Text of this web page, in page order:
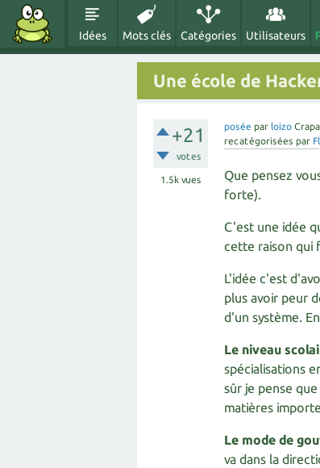
Idées Mots clés Catégories Utilisateurs
Une école de
+21
votes
1.5kvues
posée par loizo
recatégorisées par
Que pensez
forte).
C'est une idée
cette raison qui
L'idée c'est
plus avoir peur
d'un système.
Le niveau
spécialisations
sûr je pense
matières
Le mode de
va dans la